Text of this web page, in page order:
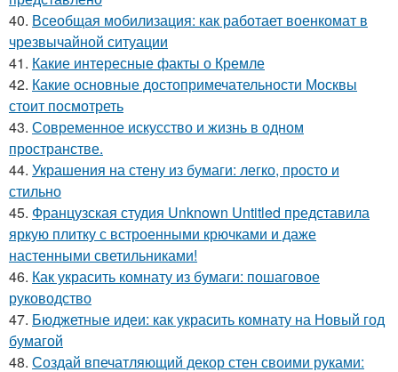
40. Всеобщая мобилизация: как работает военкомат в
чрезвычайной ситуации
41. Какие интересные факты о Кремле
42. Какие основные достопримечательности Москвы
стоит посмотреть
43. Современное искусство и жизнь в одном
пространстве.
44. Украшения на стену из бумаги: легко, просто и
стильно
45. Французская студия Unknown Untitled представила
яркую плитку с встроенными крючками и даже
настенными светильниками!
46. Как украсить комнату из бумаги: пошаговое
руководство
47. Бюджетные идеи: как украсить комнату на Новый год
бумагой
48. Создай впечатляющий декор стен своими руками: